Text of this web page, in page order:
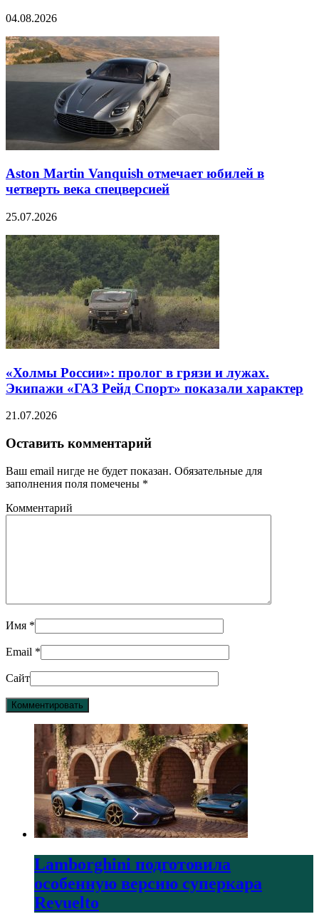
04.08.2026
Aston Martin Vanquish отмечает юбилей в
четверть века спецверсией
25.07.2026
«Холмы России»: пролог в грязи и лужах.
Экипажи «ГАЗ Рейд Спорт» показали характер
21.07.2026
Оставить комментарий
Ваш email нигде не будет показан. Обязательные для
заполнения поля помечены *
Комментарий
Имя *
Email *
Сайт
Lamborghini подготовила
особенную версию суперкара
Revuelto